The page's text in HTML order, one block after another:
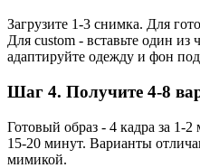
Загрузите 1-3 снимка. Для
Для custom - вставьте один
адаптируйте одежду и фон
Шаг 4. Получите 4-8
Готовый образ - 4 кадра за 1-
15-20 минут. Варианты
мимикой.